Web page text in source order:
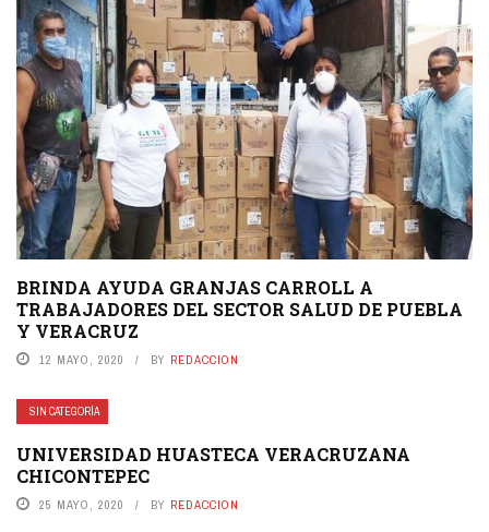
BRINDA AYUDA GRANJAS CARROLL A
TRABAJADORES DEL SECTOR SALUD DE PUEBLA
Y VERACRUZ
12 MAYO, 2020 BY REDACCION
SIN CATEGORÍA
UNIVERSIDAD HUASTECA VERACRUZANA
CHICONTEPEC
25 MAYO, 2020 BY REDACCION